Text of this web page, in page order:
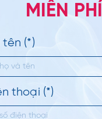
MIỄN PHÍ
tên (*)
thoại (*)